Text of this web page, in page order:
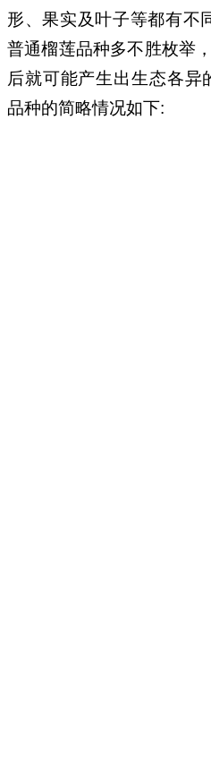
形、果实及叶子等都有不
普通榴莲品种多不胜枚举
后就可能产生出生态各异
品种的简略情况如下: